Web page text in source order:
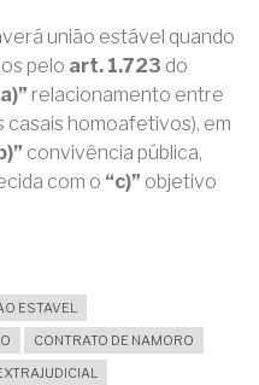
união estável quando
pelo art. 1.723 do
relacionamento entre
casais homoafetivos), em
convivência pública,
com o “c)” objetivo
ESTAVEL
CONTRATO DE NAMORO